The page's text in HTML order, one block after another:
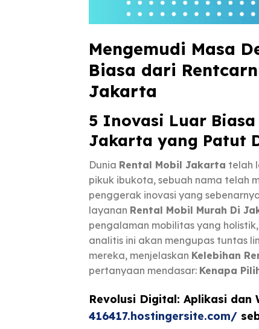
Mengemudi Masa
Biasa dari
Jakarta
5 Inovasi Luar
Jakarta yang Patut
Dunia Rental Mobil Jakarta telah
pikuk ibukota, sebuah nama telah
penggerak inovasi yang
layanan Rental Mobil Murah Di
pengalaman mobilitas yang
analitis ini akan mengupas tuntas
mereka, menjelaskan Kelebihan
pertanyaan mendasar: Kenapa
Revolusi Digital: Aplikasi dan
416417.hostingersite.com/